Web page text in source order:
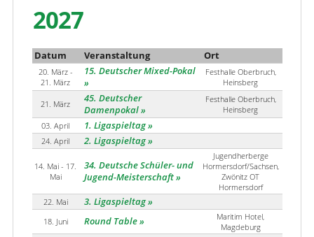
2027
Datum Veranstaltung Ort
20. März -
21. März
15. Deutscher Mixed-Pokal
Festhalle Oberbruch,
Heinsberg
21. März
45. Deutscher
Damenpokal
Festhalle Oberbruch,
Heinsberg
03. April
1. Ligaspieltag
24. April 2. Ligaspieltag
14. Mai - 17.
Mai
34. Deutsche Schüler- und
Jugend-Meisterschaft
Jugendherberge
Hormersdorf/Sachsen,
Zwönitz OT
Hormersdorf
22. Mai
3. Ligaspieltag
18. Juni Round Table
Maritim Hotel,
Magdeburg